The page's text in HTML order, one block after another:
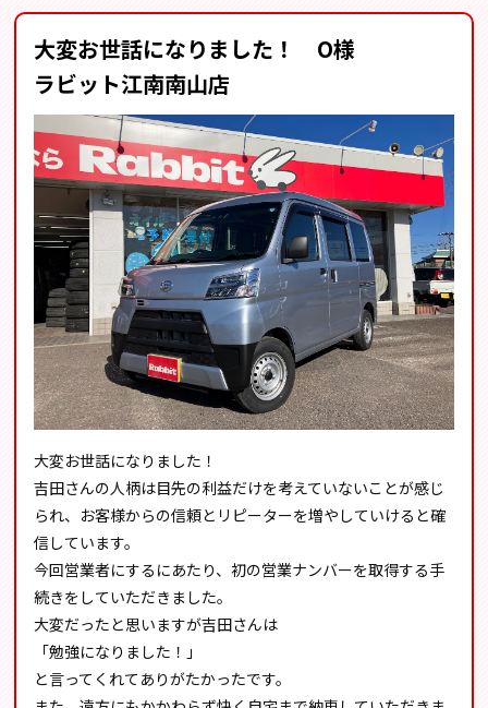
大変お世話になりました！ O様
ラビット江南南山店
大変お世話になりました！
吉田さんの人柄は目先の利益だけを考えていないことが感じ
られ、お客様からの信頼とリピーターを増やしていけると確
信しています。
今回営業者にするにあたり、初の営業ナンバーを取得する手
続きをしていただきました。
大変だったと思いますが吉田さんは
「勉強になりました！」
と言ってくれてありがたかったです。